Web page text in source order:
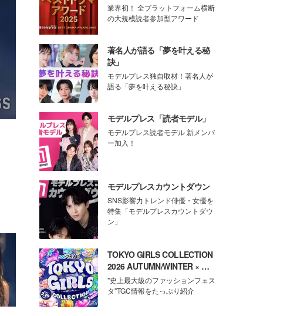
業界初！ 全プラットフォーム横断
の大規模読者参加型アワード
著名人が語る「夢を叶える秘
訣」
モデルプレス独自取材！著名人が
語る「夢を叶える秘訣」
モデルプレス「読者モデル」
モデルプレス読者モデル 新メンバ
ー加入！
モデルプレスカウントダウン
SNS影響力トレンド俳優・女優を
特集「モデルプレスカウントダウ
ン」
TOKYO GIRLS COLLECTION
2026 AUTUMN/WINTER × モ
デルプレス
"史上最大級のファッションフェス
タ"TGC情報をたっぷり紹介